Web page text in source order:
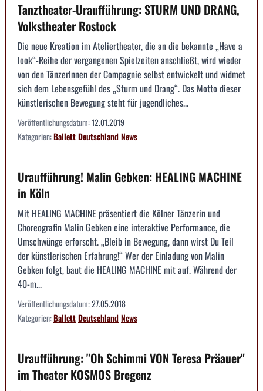
Tanztheater-Uraufführung: STURM UND DRANG,
Volkstheater Rostock
Die neue Kreation im Ateliertheater, die an die bekannte „Have a
look“-Reihe der vergangenen Spielzeiten anschließt, wird wieder
von den TänzerInnen der Compagnie selbst entwickelt und widmet
sich dem Lebensgefühl des „Sturm und Drang“. Das Motto dieser
künstlerischen Bewegung steht für jugendliches...
Veröffentlichungsdatum:12.01.2019
Kategorien:BallettDeutschlandNews
Uraufführung! Malin Gebken: HEALING MACHINE
in Köln
Mit HEALING MACHINE präsentiert die Kölner Tänzerin und
Choreografin Malin Gebken eine interaktive Performance, die
Umschwünge erforscht. „Bleib in Bewegung, dann wirst Du Teil
der künstlerischen Erfahrung!“ Wer der Einladung von Malin
Gebken folgt, baut die HEALING MACHINE mit auf. Während der
40-m...
Veröffentlichungsdatum:27.05.2018
Kategorien:BallettDeutschlandNews
Uraufführung: "Oh Schimmi VON Teresa Präauer"
im Theater KOSMOS Bregenz